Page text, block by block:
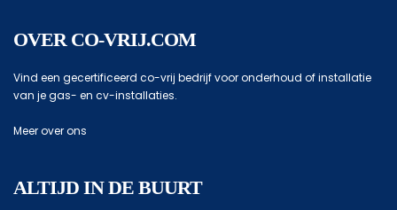
OVER CO-VRIJ.COM
Vind een gecertificeerd co-vrij bedrijf voor onderhoud of installatie
van je gas- en cv-installaties.
Meer over ons
ALTIJD IN DE BUURT